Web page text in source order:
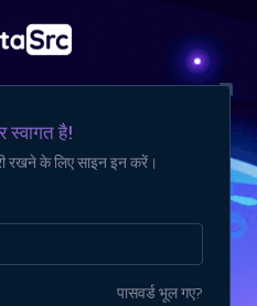
स्वागत है!
रखने के लिए साइन इन करें।
पासवर्ड भूल गए?